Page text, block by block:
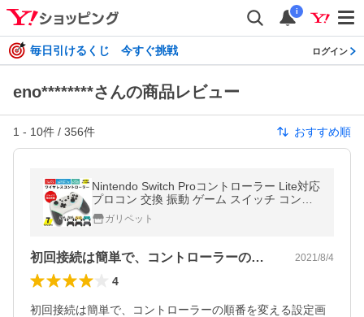
i
毎日引けるくじ 今すぐ挑戦 ログイン
eno********さんの商品レビュー
1 - 10件 / 356件 おすすめ順
Nintendo Switch Proコントローラー Lite対応
プロコン 交換 振動 ゲーム スイッチ コント
ローラー PC対応 ワイヤレス ジャイロセン
サー TURBO機能
ガリペット
初回接続は簡単で、コントローラーの順番… 2021/8/4
4
初回接続は簡単で、コントローラーの順番を変える設定画